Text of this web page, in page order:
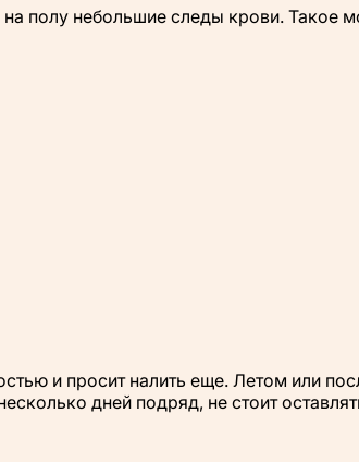
полу небольшие следы крови. Такое
и просит налить еще. Летом или
дней подряд, не стоит